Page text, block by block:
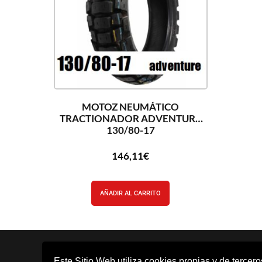
MOTOZ NEUMÁTICO
TRACTIONADOR ADVENTURE
130/80-17
146,11€
AÑADIR AL CARRITO